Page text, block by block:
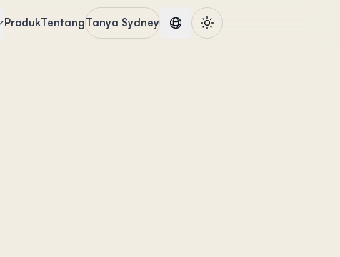
ProdukTentangTanya Sydney